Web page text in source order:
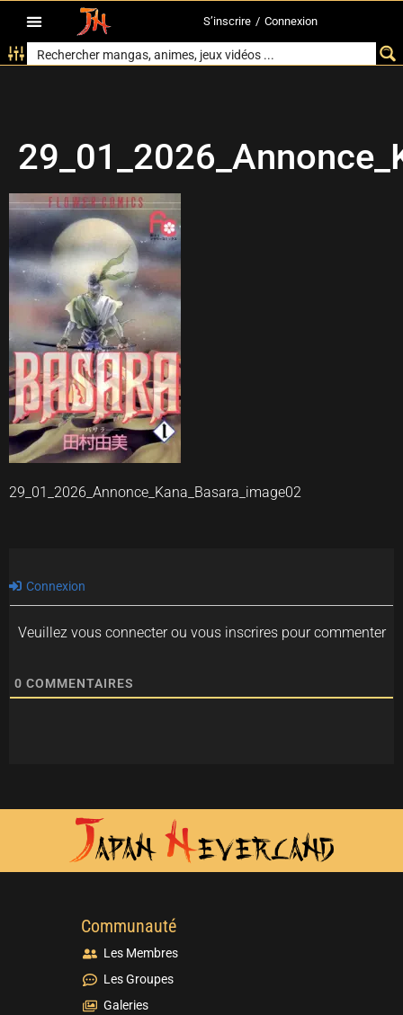
S’inscrire / Connexion
29_01_2026_Annonce_Kana_Basara_image02
Connexion
Veuillez vous connecter ou vous inscrires pour commenter
0 COMMENTAIRES
Communauté
Les Membres
Les Groupes
Galeries